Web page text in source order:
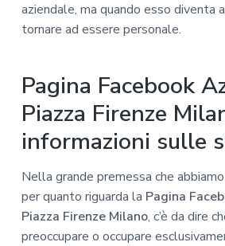
aziendale, ma quando esso diventa
tornare ad essere personale.
Pagina Facebook
Piazza Firenze
informazioni sulle
Nella grande premessa che
per quanto riguarda la Pagina
Piazza Firenze Milano, c’è da dire
preoccupare o occupare